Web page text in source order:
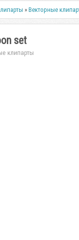
»Векторные
set
клипарты